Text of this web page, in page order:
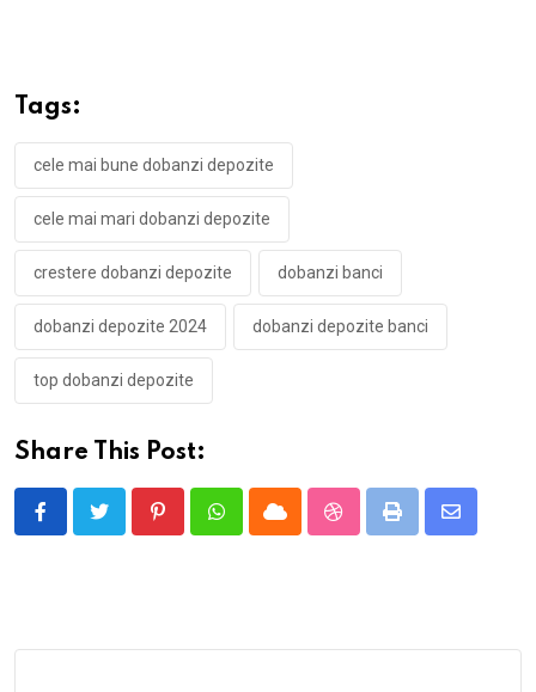
Tags:
cele mai bune dobanzi depozite
cele mai mari dobanzi depozite
crestere dobanzi depozite dobanzi banci
dobanzi depozite 2024 dobanzi depozite banci
top dobanzi depozite
Share This Post:
PinterestWhatsappCloud StumbleUpon
Print
Share